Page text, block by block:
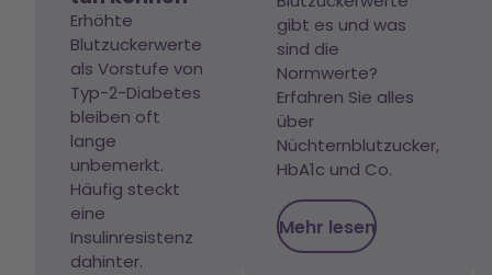
Erhöhte
Blutzuckerwerte
als Vorstufe von
Typ-2-Diabetes
bleiben oft
lange
unbemerkt.
Häufig steckt
eine
Insulinresistenz
dahinter.
gibt es und was
sind die
Normwerte?
Erfahren Sie alles
über
Nüchternblutzucker,
HbA1c und Co.
Mehr lesen